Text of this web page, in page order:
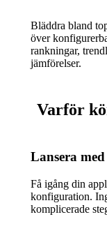
Bläddra bland
över
rankningar,
jämförelser.
Varför
Lansera
Få igång din
konfiguration.
komplicerade